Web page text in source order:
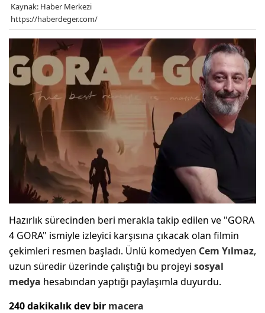
Kaynak: Haber Merkezi
https://haberdeger.com/
Hazırlık sürecinden beri merakla takip edilen ve "GORA
4 GORA" ismiyle izleyici karşısına çıkacak olan filmin
çekimleri resmen başladı. Ünlü komedyen Cem Yılmaz,
uzun süredir üzerinde çalıştığı bu projeyi sosyal
medya hesabından yaptığı paylaşımla duyurdu.
240 dakikalık dev bir macera